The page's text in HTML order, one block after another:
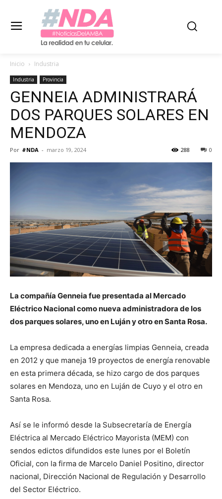
Inicio Industria
Industria Provincia
GENNEIA ADMINISTRARÁ
DOS PARQUES SOLARES EN
MENDOZA
Por #NDA - marzo 19, 2024 0
288
La compañía Genneia fue presentada al Mercado
Eléctrico Nacional como nueva administradora de los
dos parques solares, uno en Luján y otro en Santa Rosa.
La empresa dedicada a energías limpias Genneia, creada
en 2012 y que maneja 19 proyectos de energía renovable
en esta primera década, se hizo cargo de dos parques
solares en Mendoza, uno en Luján de Cuyo y el otro en
Santa Rosa.
Así se le informó desde la Subsecretaría de Energía
Eléctrica al Mercado Eléctrico Mayorista (MEM) con
sendos edictos difundidos este lunes por el Boletín
Oficial, con la firma de Marcelo Daniel Positino, director
nacional, Dirección Nacional de Regulación y Desarrollo
del Sector Eléctrico.